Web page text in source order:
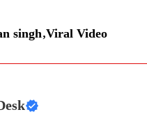
singh,Viral Video